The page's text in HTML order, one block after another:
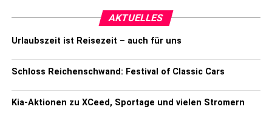
AKTUELLES
Urlaubszeit ist Reisezeit – auch für uns
Schloss Reichenschwand: Festival of Classic Cars
Kia-Aktionen zu XCeed, Sportage und vielen Stromern